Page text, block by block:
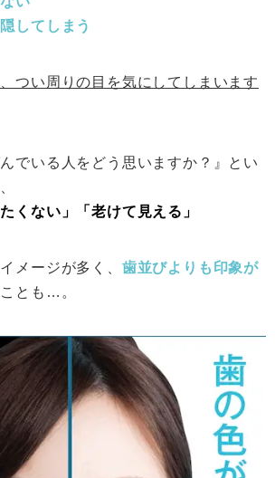
してしまう
つい周りの目を気にしてしまいます
でいる人をどう思いますか？』とい
くない」「老けて見える」
メージが多く、 歯並びよりも印象が
とも…。